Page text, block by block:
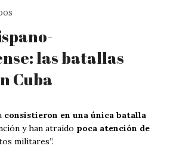
las batallas
Cuba
consistieron en una única batalla
y han atraído poca atención de
militares”.